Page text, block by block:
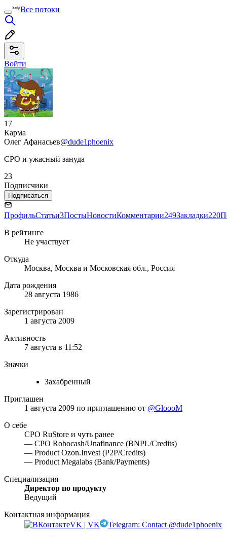
Все потоки
Войти
17
Карма
Олег Афанасьев@dude1phoenix
CPO и ужасный зануда
23
Подписчики
Подписаться
ПрофильСтатьи3ПостыНовостиКомментарии249Закладки220
В рейтинге
Не участвует
Откуда
Москва, Москва и Московская обл., Россия
Дата рождения
28 августа 1986
Зарегистрирован
1 августа 2009
Активность
7 августа в 11:52
Значки
Захабренный
Приглашен
1 августа 2009 по приглашению от @GloooM
О себе
СРО RuStore и чуть ранее
— CPO Robocash/Unafinance (BNPL/Credits)
— Product Ozon.Invest (P2P/Credits)
— Product Megalabs (Bank/Payments)
Специализация
Директор по продукту
Ведущий
Контактная информация
VK | VK
Telegram: Contact @dude1phoenix